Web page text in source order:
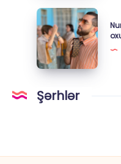
Nuran
Zeynəb
Xanlarovanın
mahnısını
oxudu
Şərhlər